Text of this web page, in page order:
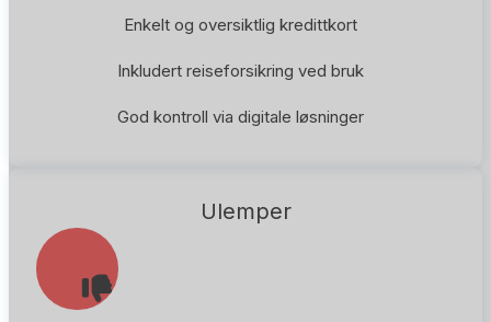
Enkelt og oversiktlig kredittkort
Inkludert reiseforsikring ved bruk
God kontroll via digitale løsninger
Ulemper